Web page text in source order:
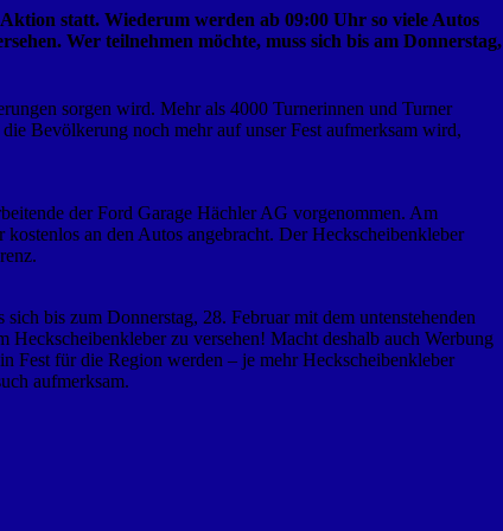
statt. Wiederum werden ab 09:00 Uhr so viele Autos
Wer teilnehmen möchte, muss sich bis am Donnerstag,
sorgen wird. Mehr als 4000 Turnerinnen und Turner
Bevölkerung noch mehr auf unser Fest aufmerksam wird,
der Ford Garage Hächler AG vorgenommen. Am
an den Autos angebracht. Der Heckscheibenkleber
bis zum Donnerstag, 28. Februar mit dem untenstehenden
zu versehen! Macht deshalb auch Werbung
Fest für die Region werden – je mehr Heckscheibenkleber
aufmerksam.